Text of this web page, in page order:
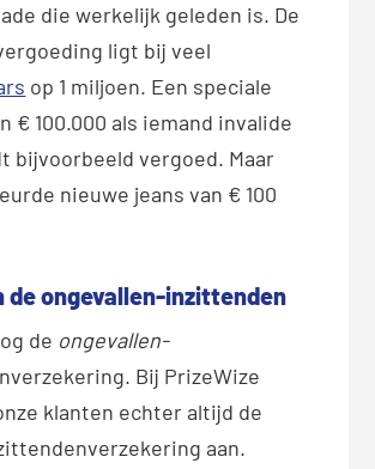
die werkelijk geleden is. De
ligt bij veel
op 1 miljoen. Een speciale
€ 100.000 als iemand invalide
bijvoorbeeld vergoed. Maar
nieuwe jeans van € 100
de ongevallen-inzittenden
de ongevallen-
Bij PrizeWize
klanten echter altijd de
aan.